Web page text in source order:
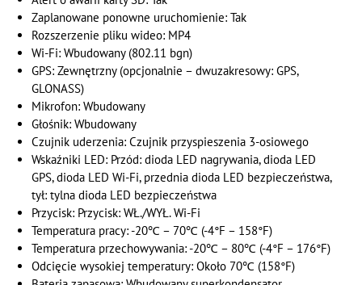
Zaplanowane ponowne uruchomienie: Tak
Rozszerzenie pliku wideo: MP4
Wi-Fi: Wbudowany (802.11 bgn)
GPS: Zewnętrzny (opcjonalnie – dwuzakresowy: GPS,
GLONASS)
Mikrofon: Wbudowany
Głośnik: Wbudowany
Czujnik uderzenia: Czujnik przyspieszenia 3-osiowego
Wskaźniki LED: Przód: dioda LED nagrywania, dioda LED
GPS, dioda LED Wi-Fi, przednia dioda LED bezpieczeństwa,
tył: tylna dioda LED bezpieczeństwa
Przycisk: Przycisk: WŁ./WYŁ. Wi-Fi
Temperatura pracy: -20℃ – 70℃ (-4°F – 158°F)
Temperatura przechowywania: -20℃ – 80℃ (-4°F – 176°F)
Odcięcie wysokiej temperatury: Około 70℃ (158°F)